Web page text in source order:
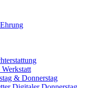
Werkstatt
& Donnerstag